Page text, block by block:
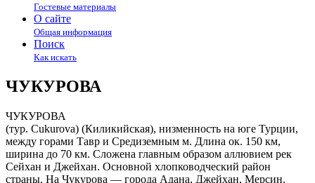
Гостевые материалы
О сайте
Общая информация
Поиск
Как искать
ЧУКУРОВА
ЧУКУРОВА
(тур. Cukurova) (Киликийская), низменность на юге Турции,
между горами Тавр и Средиземным м. Длина ок. 150 км,
ширина до 70 км. Сложена главным образом аллювием рек
Сейхан и Джейхан. Основной хлопководческий район
страны. На Чукурова — города Адана, Джейхан, Мерсин.